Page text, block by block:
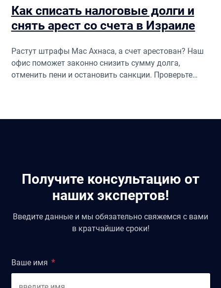
Как списать налоговые долги и
снять арест со счета в Израиле
Растут штрафы Мас Ахнаса, а счет арестован? Наш
офис поможет законно снизить сумму долга,
отменить пени и остановить санкции. Проверьте
Получите консультацию от
наших экспертов!
Введите данные и мы обязательно свяжемся с вами
в кратчайшие сроки!
Ваше имя